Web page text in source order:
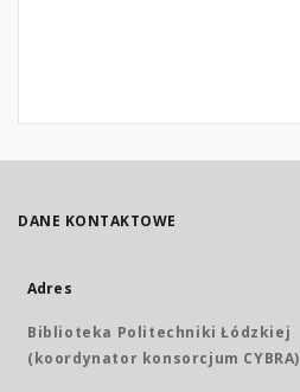
DANE KONTAKTOWE
Adres
Biblioteka Politechniki Łódzkiej
(koordynator konsorcjum CYBRA)